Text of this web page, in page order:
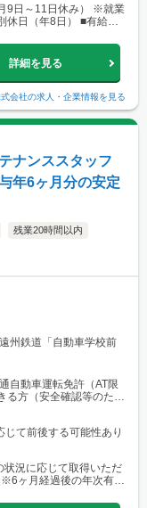
加古川 └京都市・長岡
福知山・綾部・八幡 └
市（安佐南区・南
日～11日休み） ※就業
日（年8日） ■有給休
詳細を見る
会社の求人・企業情報を見る
ナンススタッフ
年6ヶ月分の安定
残業20時間以内
州鉄道「自動車学校前
る方（安全確認等のた
て前後する可能性あり
況に応じて取得いただ
ヶ月経過後の年次有給